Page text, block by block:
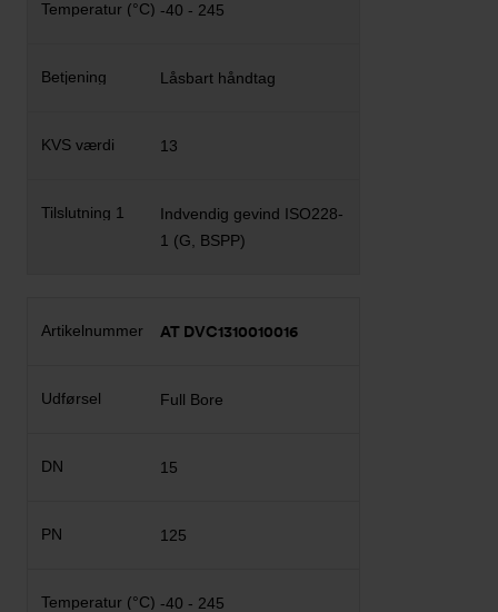
-40 - 245
Låsbart håndtag
13
Indvendig gevind ISO228-
1 (G, BSPP)
AT DVC1310010016
Full Bore
15
125
-40 - 245